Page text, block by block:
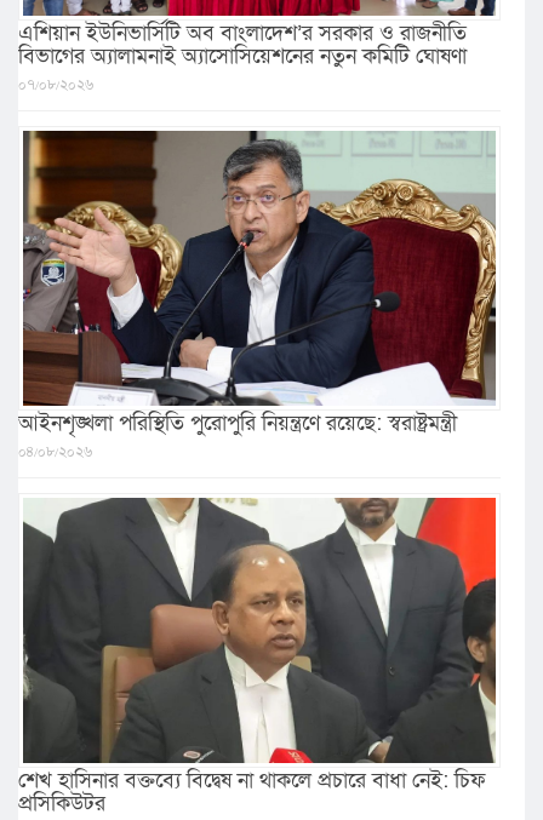
এশিয়ান ইউনিভার্সিটি অব বাংলাদেশ’র সরকার ও রাজনীতি
বিভাগের অ্যালামনাই অ্যাসোসিয়েশনের নতুন কমিটি ঘোষণা
০৭/০৮/২০২৬
আইনশৃঙ্খলা পরিস্থিতি পুরোপুরি নিয়ন্ত্রণে রয়েছে: স্বরাষ্ট্রমন্ত্রী
০৪/০৮/২০২৬
শেখ হাসিনার বক্তব্যে বিদ্বেষ না থাকলে প্রচারে বাধা নেই: চিফ
প্রসিকিউটর